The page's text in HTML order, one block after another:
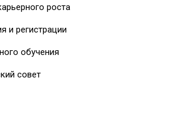
роста
и регистрации
обучения
совет